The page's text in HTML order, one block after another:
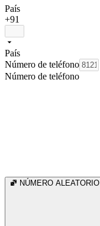
País
+91
País
Número de teléfono
Número de teléfono
NÚMERO ALEATORIO